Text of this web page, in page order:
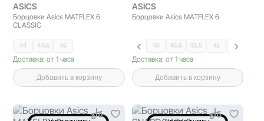
ASICS
Борцовки Asics MATFLEX 6
CLASSIC
44 44.5 46
Доставка: от 1 часа
Добавить в корзину
ASICS
Борцовки Asics MATFLEX 6
40 40.5 41.5 42 42.5
Доставка: от 1 часа
Добавить в корзину